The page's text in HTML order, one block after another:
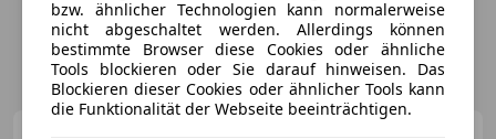
bzw. ähnlicher Technologien kann normalerweise
nicht abgeschaltet werden. Allerdings können
bestimmte Browser diese Cookies oder ähnliche
Tools blockieren oder Sie darauf hinweisen. Das
Blockieren dieser Cookies oder ähnlicher Tools kann
die Funktionalität der Webseite beeinträchtigen.